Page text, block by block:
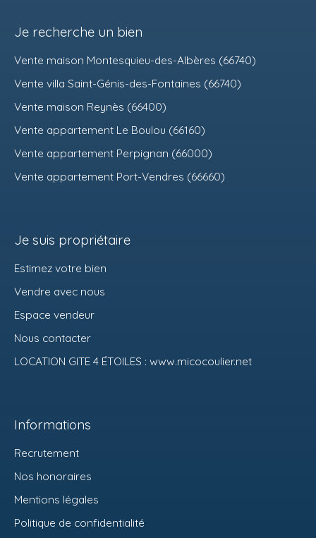
Je recherche un bien
Vente maison Montesquieu-des-Albères (66740)
Vente villa Saint-Génis-des-Fontaines (66740)
Vente maison Reynès (66400)
Vente appartement Le Boulou (66160)
Vente appartement Perpignan (66000)
Vente appartement Port-Vendres (66660)
Je suis propriétaire
Estimez votre bien
Vendre avec nous
Espace vendeur
Nous contacter
LOCATION GITE 4 ÉTOILES : www.micocoulier.net
Informations
Recrutement
Nos honoraires
Mentions légales
Politique de confidentialité